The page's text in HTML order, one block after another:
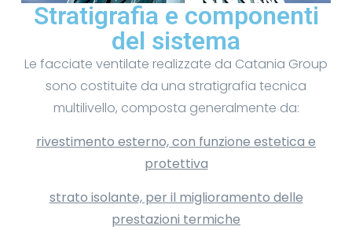
Stratigrafia e componenti
del sistema
Le facciate ventilate realizzate da Catania Group
sono costituite da una stratigrafia tecnica
multilivello, composta generalmente da:
rivestimento esterno, con funzione estetica e
protettiva
strato isolante, per il miglioramento delle
prestazioni termiche